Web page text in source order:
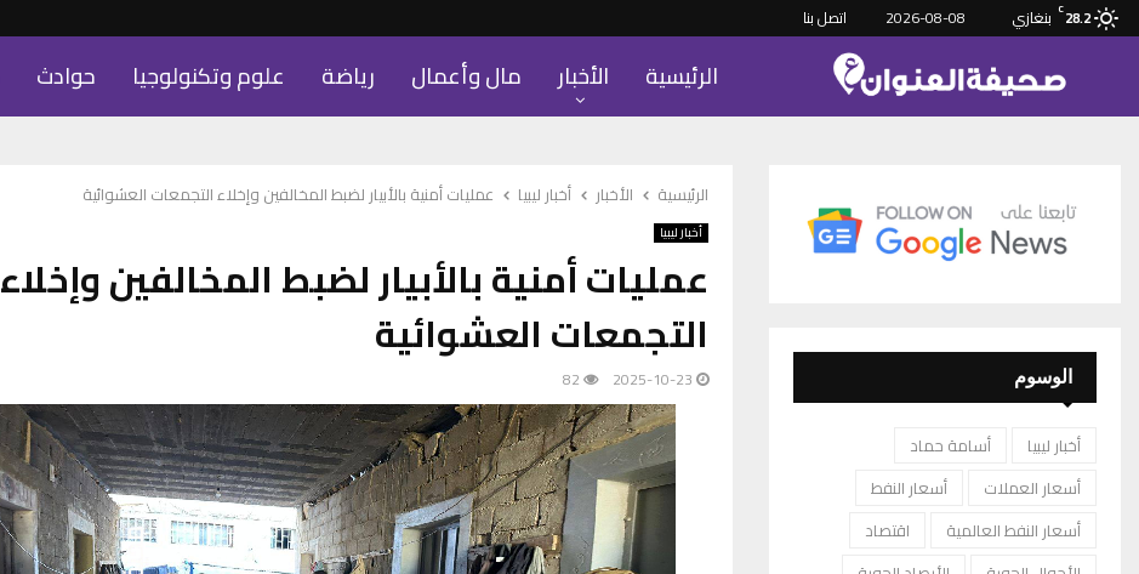
28.2
C بنغازي 2026-08-08 اتصل بنا
الرئيسية الأخبار مال وأعمال رياضة علوم وتكنولوجيا حوادث
الرئيسية الأخبار أخبار ليبيا عمليات أمنية بالأبيار لضبط المخالفين وإخلاء التجمعات العشوائية
أخبار ليبيا
عمليات أمنية بالأبيار لضبط المخالفين وإخلاء
التجمعات العشوائية
2025-10-23
82 الوسوم
أخبار ليبيا
أسامة حماد
أسعار العملات
أسعار النفط
أسعار النفط العالمية
اقتصاد